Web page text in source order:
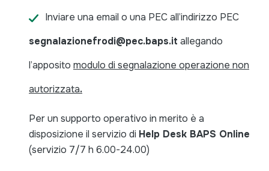
Inviare una email o una PEC all’indirizzo PEC
segnalazionefrodi@pec.baps.it allegando
l’apposito modulo di segnalazione operazione non
autorizzata.
Per un supporto operativo in merito è a
disposizione il servizio di Help Desk BAPS Online
(servizio 7/7 h 6.00-24.00)